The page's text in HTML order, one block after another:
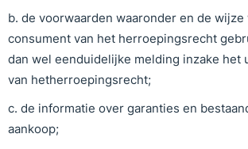
b. de voorwaarden waaronder en de wijze
consument van het herroepingsrecht
dan wel eenduidelijke melding inzake het
van hetherroepingsrecht;
c. de informatie over garanties en
aankoop;